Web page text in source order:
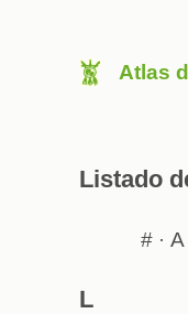
Atlas
Listado
#· A
L